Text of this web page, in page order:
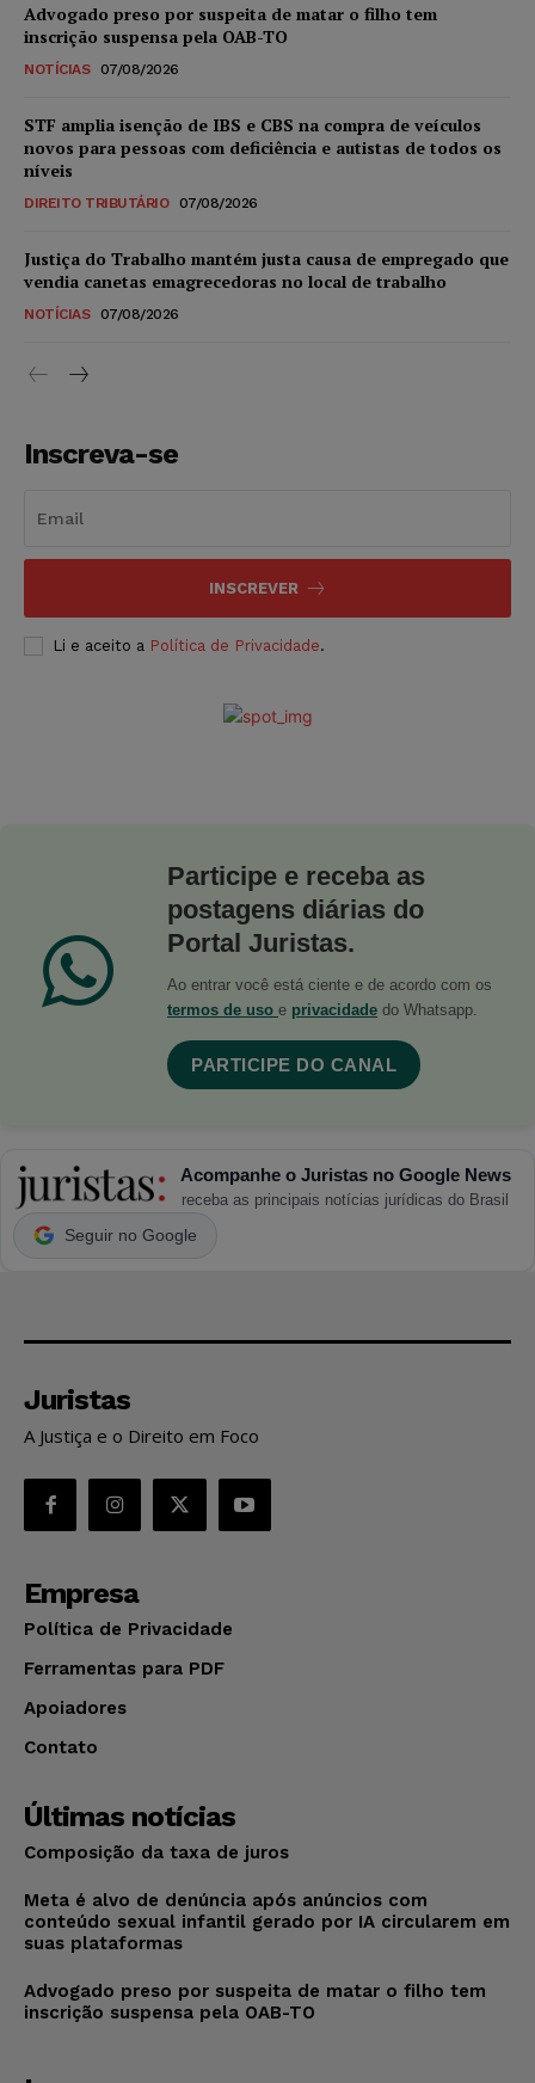
Advogado preso por suspeita de matar o filho tem
inscrição suspensa pela OAB-TO
NOTÍCIAS 07/08/2026
STF amplia isenção de IBS e CBS na compra de veículos
novos para pessoas com deficiência e autistas de todos os
níveis
DIREITO TRIBUTÁRIO 07/08/2026
Justiça do Trabalho mantém justa causa de empregado que
vendia canetas emagrecedoras no local de trabalho
NOTÍCIAS 07/08/2026
Inscreva-se
INSCREVER
Li e aceito a Política de Privacidade.
Participe e receba as
postagens diárias do
Portal Juristas.
Ao entrar você está ciente e de acordo com os
termos de uso e privacidade do Whatsapp.
PARTICIPE DO CANAL
Acompanhe o Juristas no Google News
receba as principais notícias jurídicas do Brasil
Seguir no Google
Juristas
A Justiça e o Direito em Foco
Empresa
Política de Privacidade
Ferramentas para PDF
Apoiadores
Contato
Últimas notícias
Composição da taxa de juros
Meta é alvo de denúncia após anúncios com
conteúdo sexual infantil gerado por IA circularem em
suas plataformas
Advogado preso por suspeita de matar o filho tem
inscrição suspensa pela OAB-TO